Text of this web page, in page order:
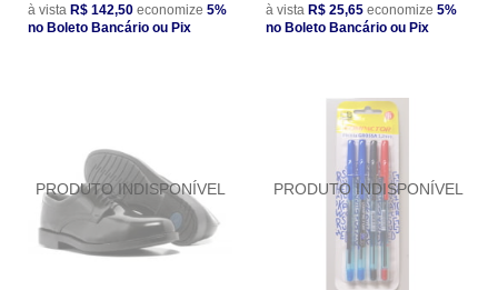
à vista R$ 142,50 economize 5%
no Boleto Bancário ou Pix
à vista R$ 25,65 economize 5%
no Boleto Bancário ou Pix